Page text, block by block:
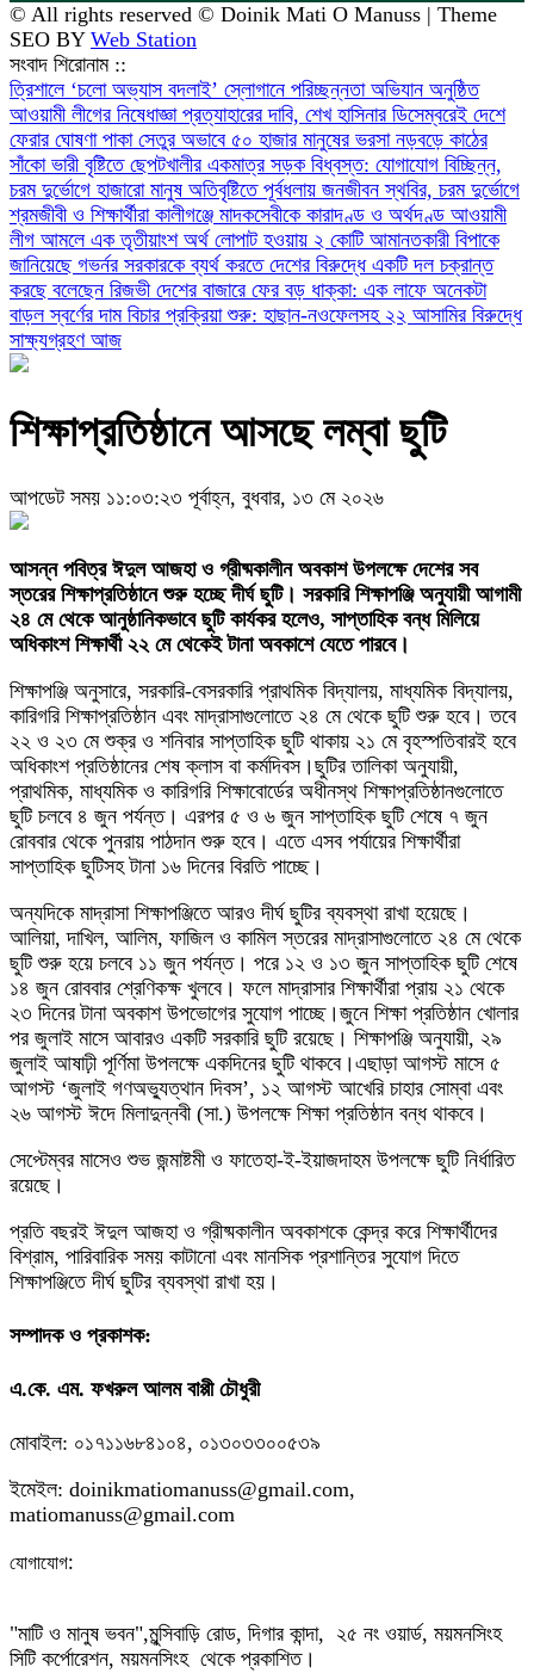
© All rights reserved © Doinik Mati O Manuss | Theme
SEO BY Web Station
সংবাদ শিরোনাম ::
‎ত্রিশালে ‘চলো অভ্যাস বদলাই’ স্লোগানে পরিচ্ছন্নতা অভিযান অনুষ্ঠিত
আওয়ামী লীগের নিষেধাজ্ঞা প্রত্যাহারের দাবি, শেখ হাসিনার ডিসেম্বরেই দেশে
ফেরার ঘোষণা পাকা সেতুর অভাবে ৫০ হাজার মানুষের ভরসা নড়বড়ে কাঠের
সাঁকো ভারী বৃষ্টিতে ছেপটখালীর একমাত্র সড়ক বিধ্বস্ত: যোগাযোগ বিচ্ছিন্ন,
চরম দুর্ভোগে হাজারো মানুষ অতিবৃষ্টিতে পূর্বধলায় জনজীবন স্থবির, চরম দুর্ভোগে
শ্রমজীবী ও শিক্ষার্থীরা কালীগঞ্জে মাদকসেবীকে কারাদণ্ড ও অর্থদণ্ড আওয়ামী
লীগ আমলে এক তৃতীয়াংশ অর্থ লোপাট হওয়ায় ২ কোটি আমানতকারী বিপাকে
জানিয়েছে গভর্নর সরকারকে ব্যর্থ করতে দেশের বিরুদ্ধে একটি দল চক্রান্ত
করছে বলেছেন রিজভী দেশের বাজারে ফের বড় ধাক্কা: এক লাফে অনেকটা
বাড়ল স্বর্ণের দাম বিচার প্রক্রিয়া শুরু: হাছান-নওফেলসহ ২২ আসামির বিরুদ্ধে
সাক্ষ্যগ্রহণ আজ
শিক্ষাপ্রতিষ্ঠানে আসছে লম্বা ছুটি
আপডেট সময় ১১:০৩:২৩ পূর্বাহ্ন, বুধবার, ১৩ মে ২০২৬
আসন্ন পবিত্র ঈদুল আজহা ও গ্রীষ্মকালীন অবকাশ উপলক্ষে দেশের সব
স্তরের শিক্ষাপ্রতিষ্ঠানে শুরু হচ্ছে দীর্ঘ ছুটি। সরকারি শিক্ষাপঞ্জি অনুযায়ী আগামী
২৪ মে থেকে আনুষ্ঠানিকভাবে ছুটি কার্যকর হলেও, সাপ্তাহিক বন্ধ মিলিয়ে
অধিকাংশ শিক্ষার্থী ২২ মে থেকেই টানা অবকাশে যেতে পারবে।
শিক্ষাপঞ্জি অনুসারে, সরকারি-বেসরকারি প্রাথমিক বিদ্যালয়, মাধ্যমিক বিদ্যালয়,
কারিগরি শিক্ষাপ্রতিষ্ঠান এবং মাদ্রাসাগুলোতে ২৪ মে থেকে ছুটি শুরু হবে। তবে
২২ ও ২৩ মে শুক্র ও শনিবার সাপ্তাহিক ছুটি থাকায় ২১ মে বৃহস্পতিবারই হবে
অধিকাংশ প্রতিষ্ঠানের শেষ ক্লাস বা কর্মদিবস।ছুটির তালিকা অনুযায়ী,
প্রাথমিক, মাধ্যমিক ও কারিগরি শিক্ষাবোর্ডের অধীনস্থ শিক্ষাপ্রতিষ্ঠানগুলোতে
ছুটি চলবে ৪ জুন পর্যন্ত। এরপর ৫ ও ৬ জুন সাপ্তাহিক ছুটি শেষে ৭ জুন
রোববার থেকে পুনরায় পাঠদান শুরু হবে। এতে এসব পর্যায়ের শিক্ষার্থীরা
সাপ্তাহিক ছুটিসহ টানা ১৬ দিনের বিরতি পাচ্ছে।
অন্যদিকে মাদ্রাসা শিক্ষাপঞ্জিতে আরও দীর্ঘ ছুটির ব্যবস্থা রাখা হয়েছে।
আলিয়া, দাখিল, আলিম, ফাজিল ও কামিল স্তরের মাদ্রাসাগুলোতে ২৪ মে থেকে
ছুটি শুরু হয়ে চলবে ১১ জুন পর্যন্ত। পরে ১২ ও ১৩ জুন সাপ্তাহিক ছুটি শেষে
১৪ জুন রোববার শ্রেণিকক্ষ খুলবে। ফলে মাদ্রাসার শিক্ষার্থীরা প্রায় ২১ থেকে
২৩ দিনের টানা অবকাশ উপভোগের সুযোগ পাচ্ছে।জুনে শিক্ষা প্রতিষ্ঠান খোলার
পর জুলাই মাসে আবারও একটি সরকারি ছুটি রয়েছে। শিক্ষাপঞ্জি অনুযায়ী, ২৯
জুলাই আষাঢ়ী পূর্ণিমা উপলক্ষে একদিনের ছুটি থাকবে।এছাড়া আগস্ট মাসে ৫
আগস্ট ‘জুলাই গণঅভ্যুত্থান দিবস’, ১২ আগস্ট আখেরি চাহার সোম্বা এবং
২৬ আগস্ট ঈদে মিলাদুন্নবী (সা.) উপলক্ষে শিক্ষা প্রতিষ্ঠান বন্ধ থাকবে।
সেপ্টেম্বর মাসেও শুভ জন্মাষ্টমী ও ফাতেহা-ই-ইয়াজদাহম উপলক্ষে ছুটি নির্ধারিত
রয়েছে।
প্রতি বছরই ঈদুল আজহা ও গ্রীষ্মকালীন অবকাশকে কেন্দ্র করে শিক্ষার্থীদের
বিশ্রাম, পারিবারিক সময় কাটানো এবং মানসিক প্রশান্তির সুযোগ দিতে
শিক্ষাপঞ্জিতে দীর্ঘ ছুটির ব্যবস্থা রাখা হয়।
সম্পাদক ও প্রকাশক:
এ.কে. এম. ফখরুল আলম বাপ্পী চৌধুরী
মোবাইল: ০১৭১১৬৮৪১০৪, ০১৩০৩৩০০৫৩৯
ইমেইল: doinikmatiomanuss@gmail.com,
matiomanuss@gmail.com
যোগাযোগ:
"মাটি ও মানুষ ভবন",মুন্সিবাড়ি রোড, দিগার কান্দা, ২৫ নং ওয়ার্ড, ময়মনসিংহ
সিটি কর্পোরেশন, ময়মনসিংহ থেকে প্রকাশিত।